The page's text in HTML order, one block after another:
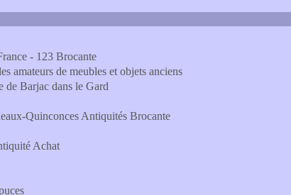
- 123 Brocante
amateurs de meubles et objets anciens
de Barjac dans le Gard
Quinconces Antiquités Brocante
Achat